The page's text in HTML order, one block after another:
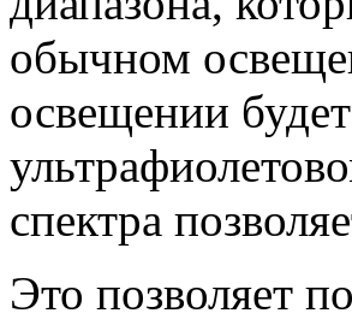
обычном
освещении
спектра
Это позволяет